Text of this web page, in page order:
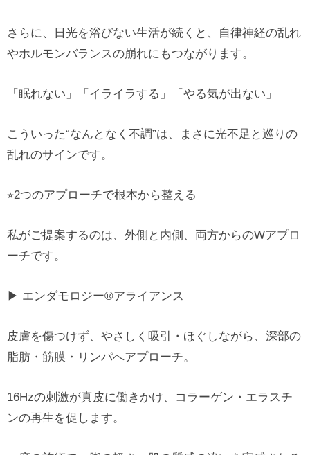
さらに、日光を浴びない生活が続くと、自律神経の乱れ
やホルモンバランスの崩れにもつながります。
「眠れない」「イライラする」「やる気が出ない」
こういった“なんとなく不調”は、まさに光不足と巡りの
乱れのサインです。
⭐︎2つのアプローチで根本から整える
私がご提案するのは、外側と内側、両方からのWアプロ
ーチです。
▶ エンダモロジー®アライアンス
皮膚を傷つけず、やさしく吸引・ほぐしながら、深部の
脂肪・筋膜・リンパへアプローチ。
16Hzの刺激が真皮に働きかけ、コラーゲン・エラスチ
ンの再生を促します。